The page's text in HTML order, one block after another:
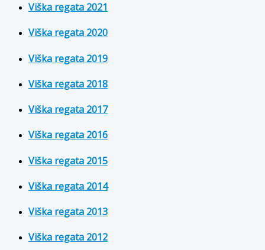
Viška regata 2021
Viška regata 2020
Viška regata 2019
Viška regata 2018
Viška regata 2017
Viška regata 2016
Viška regata 2015
Viška regata 2014
Viška regata 2013
Viška regata 2012